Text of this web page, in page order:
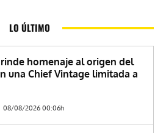
LO ÚLTIMO
homenaje al origen del
una Chief Vintage limitada a
08/08/2026 00:06h